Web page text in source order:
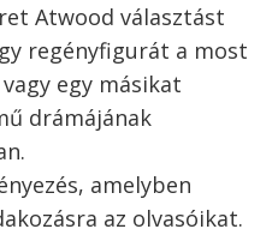
Atwood választást
regényfigurát a most
egy másikat
drámájának
amelyben
az olvasóikat.